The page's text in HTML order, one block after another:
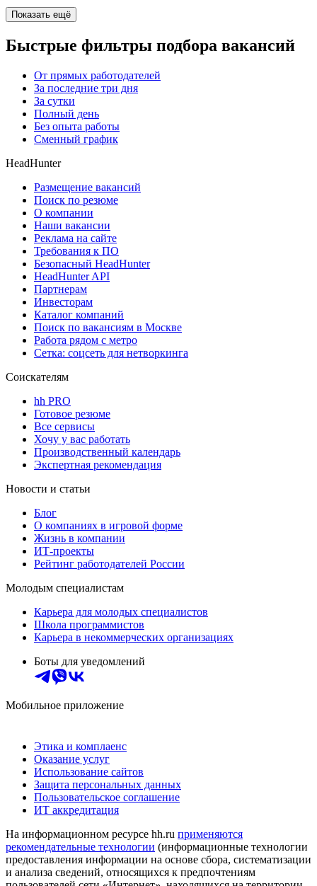
Показать ещё
Быстрые фильтры подбора вакансий
От прямых работодателей
За последние три дня
За сутки
Полный день
Без опыта работы
Сменный график
HeadHunter
Размещение вакансий
Поиск по резюме
О компании
Наши вакансии
Реклама на сайте
Требования к ПО
Безопасный HeadHunter
HeadHunter API
Партнерам
Инвесторам
Каталог компаний
Поиск по вакансиям в Москве
Работа рядом с метро
Сетка: соцсеть для нетворкинга
Соискателям
hh PRO
Готовое резюме
Все сервисы
Хочу у вас работать
Производственный календарь
Экспертная рекомендация
Новости и статьи
Блог
О компаниях в игровой форме
Жизнь в компании
ИТ-проекты
Рейтинг работодателей России
Молодым специалистам
Карьера для молодых специалистов
Школа программистов
Карьера в некоммерческих организациях
Боты для уведомлений
Мобильное приложение
Этика и комплаенс
Оказание услуг
Использование сайтов
Защита персональных данных
Пользовательское соглашение
ИТ аккредитация
На информационном ресурсе hh.ru применяются
рекомендательные технологии (информационные технологии
предоставления информации на основе сбора, систематизации
и анализа сведений, относящихся к предпочтениям